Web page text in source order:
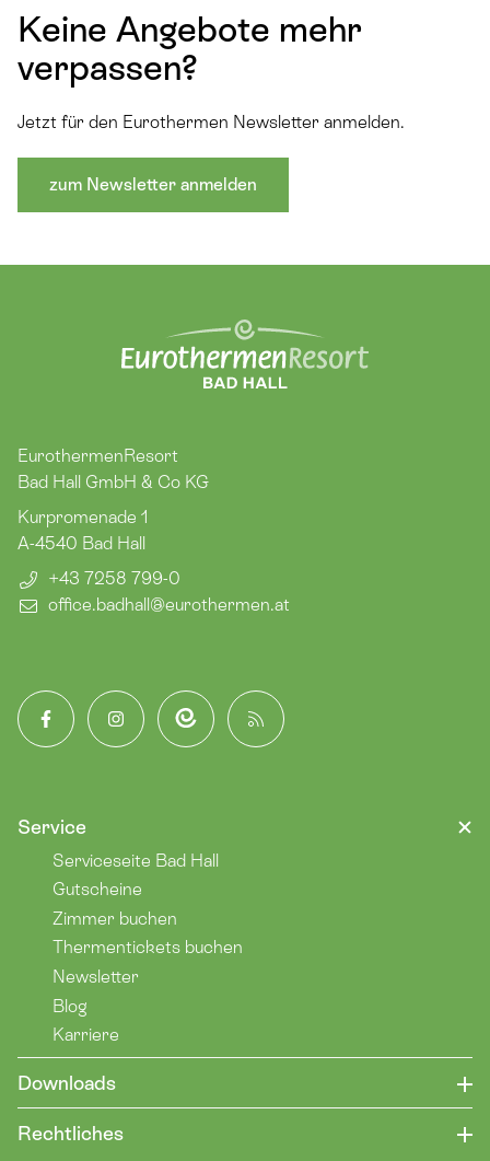
Keine Angebote mehr
verpassen?
Jetzt für den Eurothermen Newsletter anmelden.
zum Newsletter anmelden
EurothermenResort
Bad Hall GmbH & Co KG
Kurpromenade 1
A-4540 Bad Hall
+43 7258 799-0
office.badhall​@eurothermen.at
FacebookInstagramApp Blog
Service
Serviceseite Bad Hall
Gutscheine
Zimmer buchen
Thermentickets buchen
Newsletter
Blog
Karriere
Downloads
Rechtliches